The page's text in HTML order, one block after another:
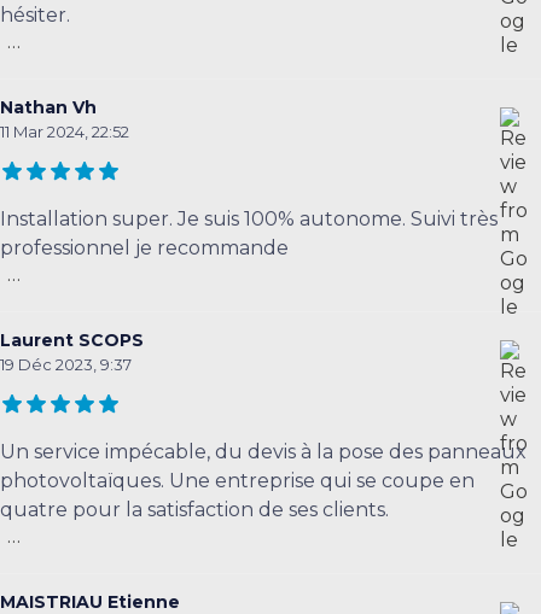
hésiter.
...
Nathan Vh
11 Mar 2024, 22:52
Installation super. Je suis 100% autonome. Suivi très
professionnel je recommande
...
Laurent SCOPS
19 Déc 2023, 9:37
Un service impécable, du devis à la pose des panneaux
photovoltaïques. Une entreprise qui se coupe en
quatre pour la satisfaction de ses clients.
...
MAISTRIAU Etienne